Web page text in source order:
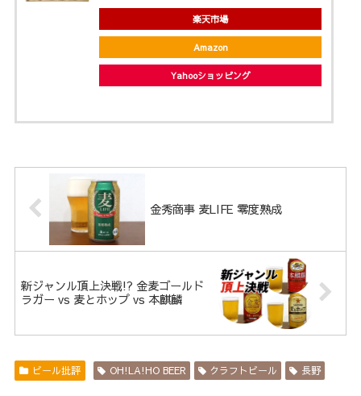
楽天市場
Amazon
Yahooショッピング
金秀商事 麦LIFE 零度熟成
新ジャンル頂上決戦!? 金麦ゴールド
ラガー vs 麦とホップ vs 本麒麟
ビール批評 OH!LA!HO BEER クラフトビール 長野